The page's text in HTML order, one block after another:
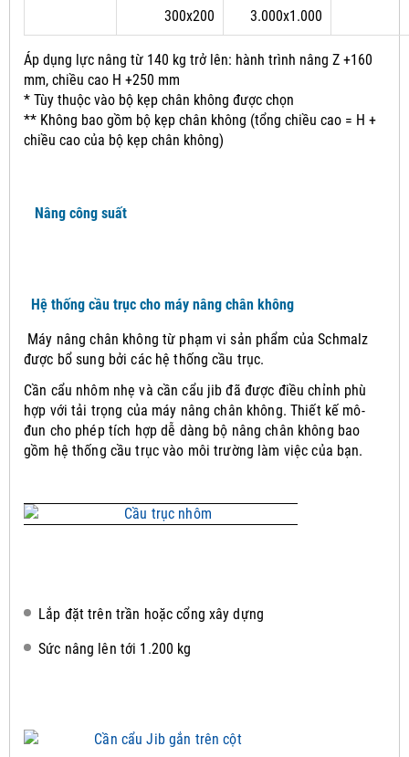
300x200 3.000x1.000
Áp dụng lực nâng từ 140 kg trở lên: hành trình nâng Z +160
mm, chiều cao H +250 mm
* Tùy thuộc vào bộ kẹp chân không được chọn
** Không bao gồm bộ kẹp chân không (tổng chiều cao = H +
chiều cao của bộ kẹp chân không)
Nâng công suất
Hệ thống cầu trục cho máy nâng chân không
Máy nâng chân không từ phạm vi sản phẩm của Schmalz
được bổ sung bởi các hệ thống cầu trục.
Cần cẩu nhôm nhẹ và cần cẩu jib đã được điều chỉnh phù
hợp với tải trọng của máy nâng chân không.Thiết kế mô-
đun cho phép tích hợp dễ dàng bộ nâng chân không bao
gồm hệ thống cầu trục vào môi trường làm việc của bạn.
Lắp đặt trên trần hoặc cổng xây dựng
Sức nâng lên tới 1.200 kg